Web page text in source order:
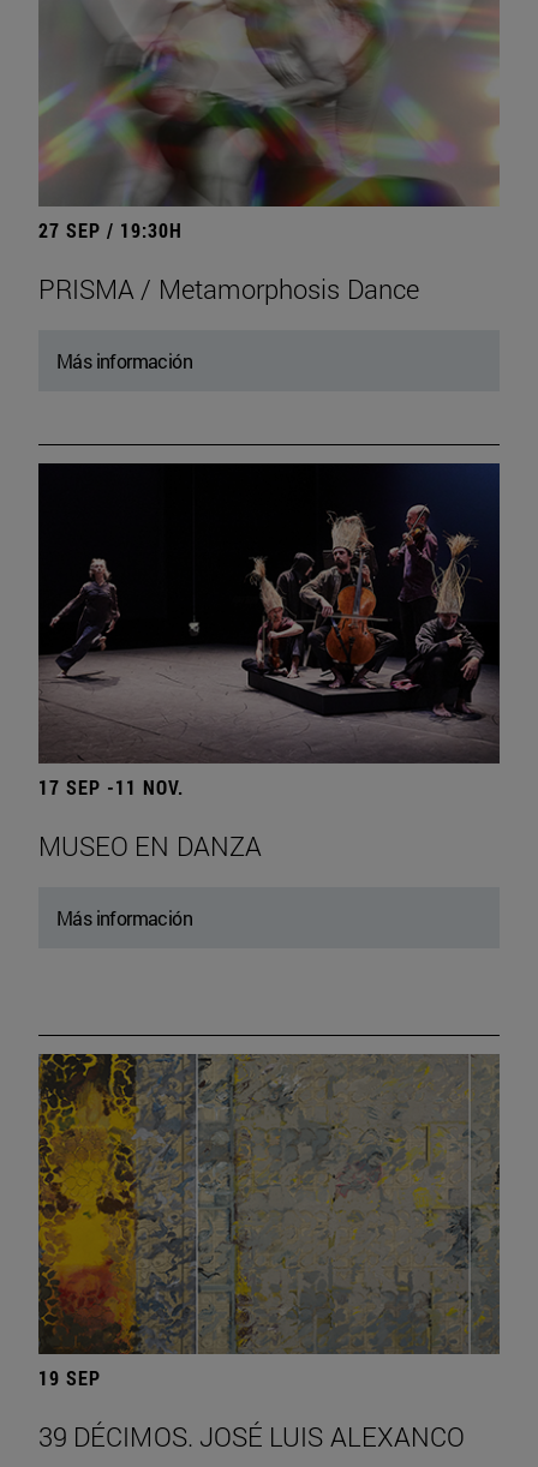
27 SEP / 19:30H
PRISMA / Metamorphosis Dance
Más información
17 SEP -11 NOV.
MUSEO EN DANZA
Más información
19 SEP
39 DÉCIMOS. JOSÉ LUIS ALEXANCO